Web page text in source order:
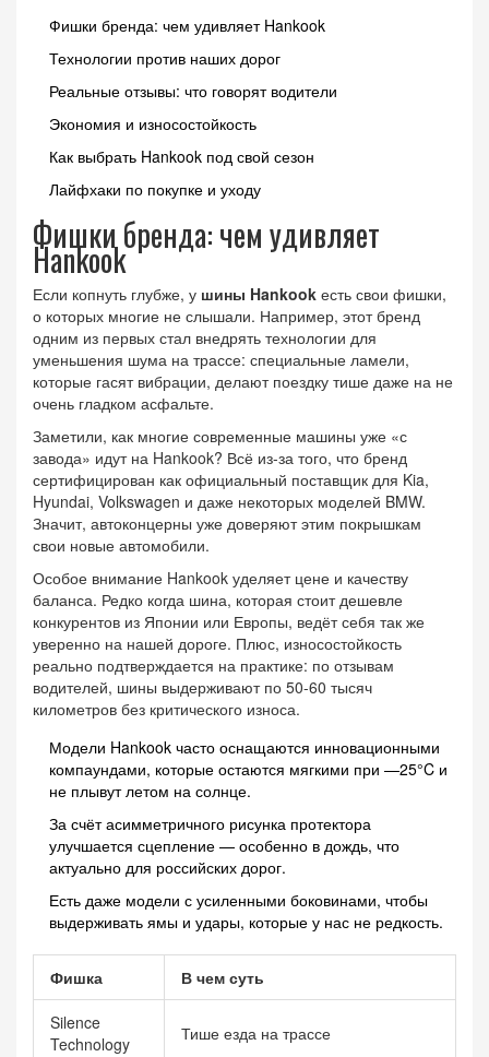
Фишки бренда: чем удивляет Hankook
Технологии против наших дорог
Реальные отзывы: что говорят водители
Экономия и износостойкость
Как выбрать Hankook под свой сезон
Лайфхаки по покупке и уходу
Фишки бренда: чем удивляет
Hankook
Если копнуть глубже, у шины Hankook есть свои фишки,
о которых многие не слышали. Например, этот бренд
одним из первых стал внедрять технологии для
уменьшения шума на трассе: специальные ламели,
которые гасят вибрации, делают поездку тише даже на не
очень гладком асфальте.
Заметили, как многие современные машины уже «с
завода» идут на Hankook? Всё из-за того, что бренд
сертифицирован как официальный поставщик для Kia,
Hyundai, Volkswagen и даже некоторых моделей BMW.
Значит, автоконцерны уже доверяют этим покрышкам
свои новые автомобили.
Особое внимание Hankook уделяет цене и качеству
баланса. Редко когда шина, которая стоит дешевле
конкурентов из Японии или Европы, ведёт себя так же
уверенно на нашей дороге. Плюс, износостойкость
реально подтверждается на практике: по отзывам
водителей, шины выдерживают по 50-60 тысяч
километров без критического износа.
Модели Hankook часто оснащаются инновационными
компаундами, которые остаются мягкими при —25°C и
не плывут летом на солнце.
За счёт асимметричного рисунка протектора
улучшается сцепление — особенно в дождь, что
актуально для российских дорог.
Есть даже модели с усиленными боковинами, чтобы
выдерживать ямы и удары, которые у нас не редкость.
Фишка В чем суть
Silence
Technology
Тише езда на трассе